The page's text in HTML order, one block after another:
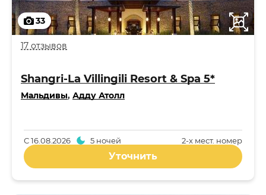
33
17 отзывов
Shangri-La Villingili Resort & Spa 5*
Мальдивы, Адду Атолл
2-x мест. номер
С16.08.2026 5 ночей
Уточнить